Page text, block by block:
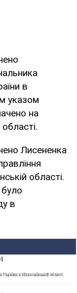
в
указом
на
Лисененка
області.
в